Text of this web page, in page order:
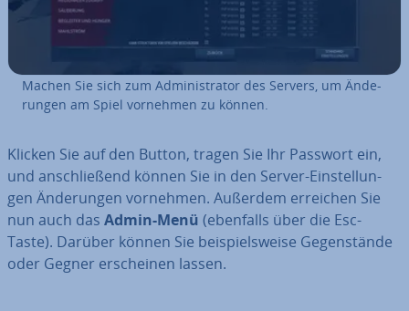
Machen Sie sich zum Ad­mi­nis­tra­tor des Servers, um Än­de­
run­gen am Spiel vornehmen zu können.
Klicken Sie auf den Button, tragen Sie Ihr Passwort ein,
und an­schlie­ßend können Sie in den Server-Ein­stel­lun­
gen Än­de­run­gen vornehmen. Außerdem erreichen Sie
nun auch das Admin-Menü (ebenfalls über die Esc-
Taste). Darüber können Sie bei­spiels­wei­se Ge­gen­stän­de
oder Gegner er­schei­nen lassen.